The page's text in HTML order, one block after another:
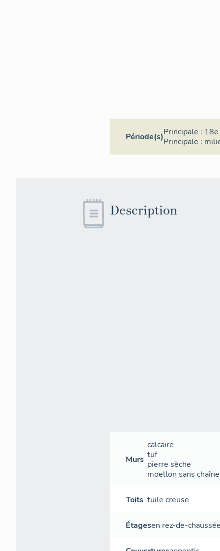
Période(s)Principale :
Principale :
Description
Murs
calcaire
tuf
pierre sèche
moellon sans
Toits tuile creuse
Étagesen rez-de-